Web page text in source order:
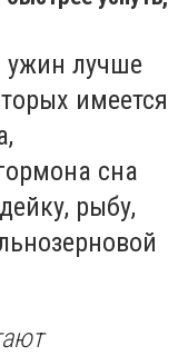
ужин лучше
имеется
сна
рыбу,